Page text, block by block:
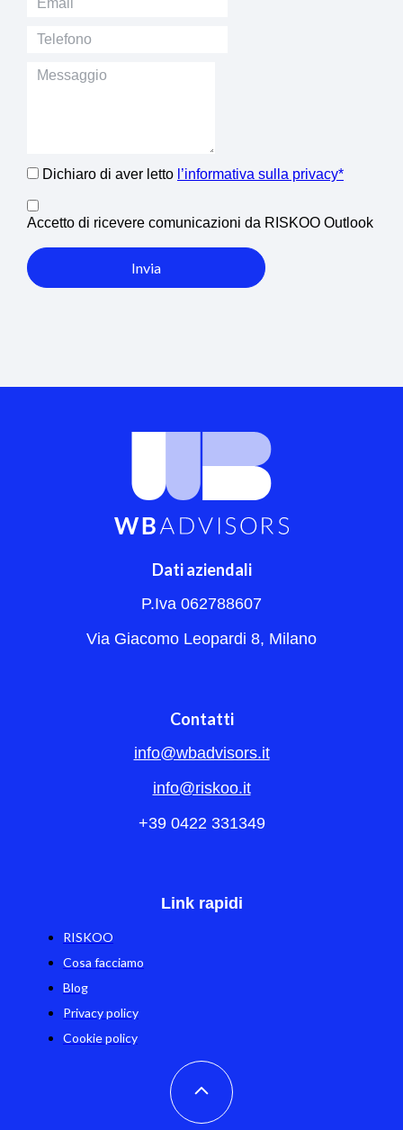
Dichiaro di aver letto l’informativa sulla privacy*
Accetto di ricevere comunicazioni da RISKOO Outlook
Invia
Dati aziendali
P.Iva 062788607
Via Giacomo Leopardi 8, Milano
Contatti
info@wbadvisors.it
info@riskoo.it
+39 0422 331349
Link rapidi
RISKOO
Cosa facciamo
Blog
Privacy policy
Cookie policy